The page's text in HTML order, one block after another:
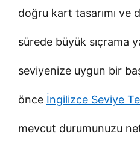
doğru kart tasarımı ve
sürede büyük sıçrama
seviyenize uygun bir
önce İngilizce Seviye
mevcut durumunuzu